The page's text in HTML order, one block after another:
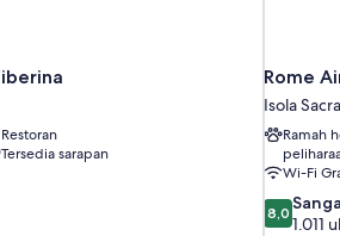
Restoran
Tersedia sarapan
Rome
Isola Sacra
Ramah
Wi-Fi
8.0
dari
8,0
1.011